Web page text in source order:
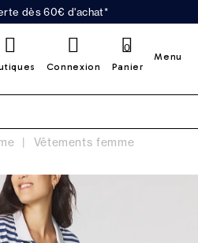
dès 60€ d'achat*
Connexion Panier
0
Menu
Vêtements femme